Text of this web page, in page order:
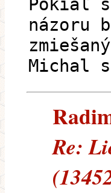
Pokiaľ
názoru
Michal
Re: